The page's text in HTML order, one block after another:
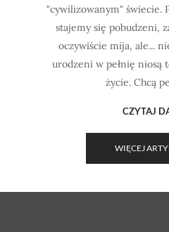
"cywilizowanym" świecie.
stajemy się pobudzeni,
oczywiście mija, ale...
urodzeni w pełnię niosą
życie. Chcą
CZYTAJ
WIĘCEJ